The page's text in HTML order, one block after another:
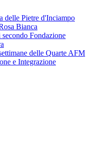
delle Pietre d'Inciampo
Bianca
Fondazione
delle Quarte AFM
e Integrazione